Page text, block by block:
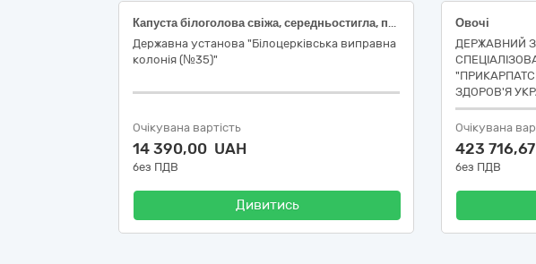
Капуста білоголова свіжа, середньостигла, першого товарного сорту, ДСТУ 7037
Державна установа "Білоцерківська виправна
колонія (№35)"
Очікувана вартість
14 390,00 UAH
без ПДВ
Дивитись
Овочі
ДЕРЖАВНИЙ
ЗДОРОВ'Я
Очікувана
423
без ПДВ